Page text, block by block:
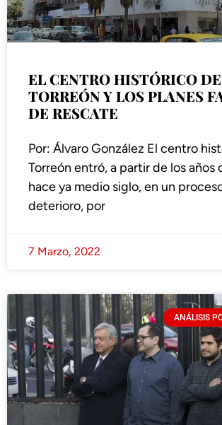
EL CENTRO HISTÓRICO DE
TORREÓN Y LOS PLANES
DE RESCATE
Por: Álvaro González El centro
Torreón entró, a partir de los años
hace ya medio siglo, en un
deterioro, por
7 Marzo, 2022
ANÁLISIS